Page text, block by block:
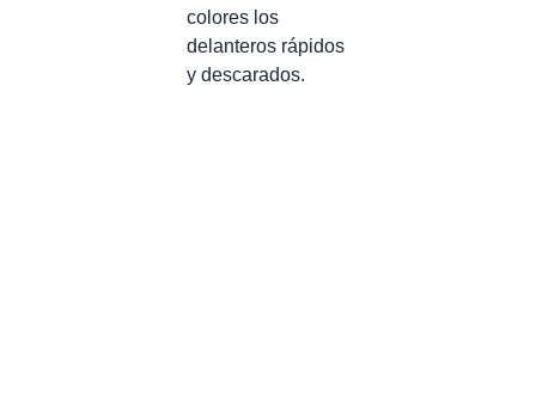
colores los
delanteros rápidos
y descarados.